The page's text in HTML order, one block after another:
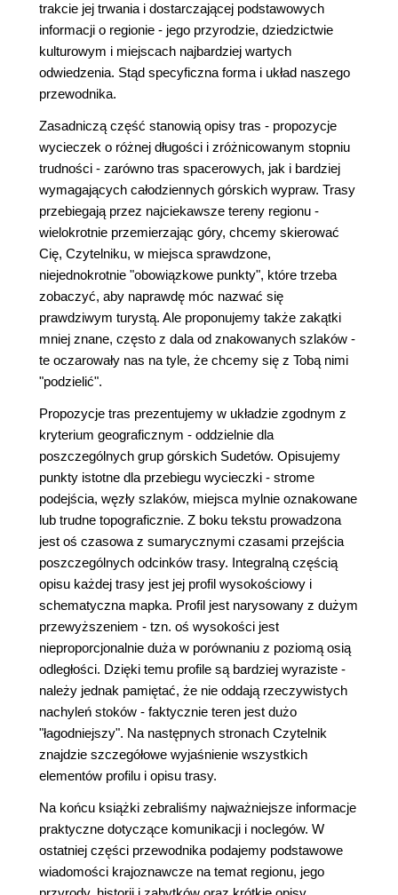
trakcie jej trwania i dostarczającej podstawowych
informacji o regionie - jego przyrodzie, dziedzictwie
kulturowym i miejscach najbardziej wartych
odwiedzenia. Stąd specyficzna forma i układ naszego
przewodnika.
Zasadniczą część stanowią opisy tras - propozycje
wycieczek o różnej długości i zróżnicowanym stopniu
trudności - zarówno tras spacerowych, jak i bardziej
wymagających całodziennych górskich wypraw. Trasy
przebiegają przez najciekawsze tereny regionu -
wielokrotnie przemierzając góry, chcemy skierować
Cię, Czytelniku, w miejsca sprawdzone,
niejednokrotnie "obowiązkowe punkty", które trzeba
zobaczyć, aby naprawdę móc nazwać się
prawdziwym turystą. Ale proponujemy także zakątki
mniej znane, często z dala od znakowanych szlaków -
te oczarowały nas na tyle, że chcemy się z Tobą nimi
"podzielić".
Propozycje tras prezentujemy w układzie zgodnym z
kryterium geograficznym - oddzielnie dla
poszczególnych grup górskich Sudetów. Opisujemy
punkty istotne dla przebiegu wycieczki - strome
podejścia, węzły szlaków, miejsca mylnie oznakowane
lub trudne topograficznie. Z boku tekstu prowadzona
jest oś czasowa z sumarycznymi czasami przejścia
poszczególnych odcinków trasy. Integralną częścią
opisu każdej trasy jest jej profil wysokościowy i
schematyczna mapka. Profil jest narysowany z dużym
przewyższeniem - tzn. oś wysokości jest
nieproporcjonalnie duża w porównaniu z poziomą osią
odległości. Dzięki temu profile są bardziej wyraziste -
należy jednak pamiętać, że nie oddają rzeczywistych
nachyleń stoków - faktycznie teren jest dużo
"łagodniejszy". Na następnych stronach Czytelnik
znajdzie szczegółowe wyjaśnienie wszystkich
elementów profilu i opisu trasy.
Na końcu książki zebraliśmy najważniejsze informacje
praktyczne dotyczące komunikacji i noclegów. W
ostatniej części przewodnika podajemy podstawowe
wiadomości krajoznawcze na temat regionu, jego